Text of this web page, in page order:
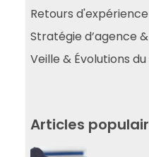
Retours d'expérience
Stratégie d’agence
Veille & Évolutions
Articles